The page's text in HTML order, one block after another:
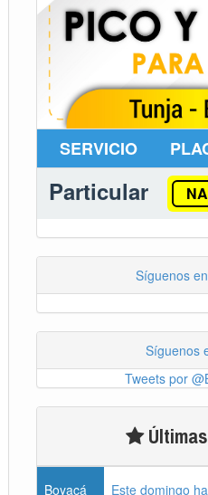
SERVICIO
Particular NA
Síguenos
Síguenos
Tweets por
Boyacá Este domingo